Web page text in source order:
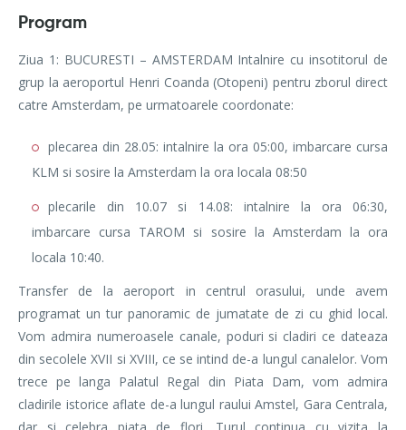
Program
Ziua 1: BUCURESTI – AMSTERDAM Intalnire cu insotitorul de
grup la aeroportul Henri Coanda (Otopeni) pentru zborul direct
catre Amsterdam, pe urmatoarele coordonate:
plecarea din 28.05: intalnire la ora 05:00, imbarcare cursa
KLM si sosire la Amsterdam la ora locala 08:50
plecarile din 10.07 si 14.08: intalnire la ora 06:30,
imbarcare cursa TAROM si sosire la Amsterdam la ora
locala 10:40.
Transfer de la aeroport in centrul orasului, unde avem
programat un tur panoramic de jumatate de zi cu ghid local.
Vom admira numeroasele canale, poduri si cladiri ce dateaza
din secolele XVII si XVIII, ce se intind de-a lungul canalelor. Vom
trece pe langa Palatul Regal din Piata Dam, vom admira
cladirile istorice aflate de-a lungul raului Amstel, Gara Centrala,